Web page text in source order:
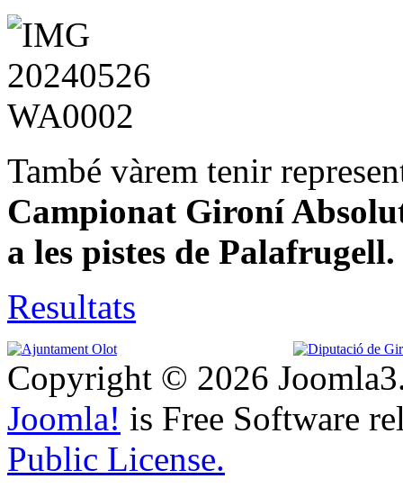
També vàrem tenir
Campionat Gironí
a les pistes de Palafrugell.
Resultats
Copyright © 2026
Joomla! is Free Software
Public License.